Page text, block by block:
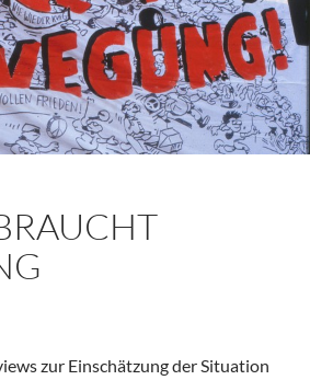
zur Einschätzung der Situation